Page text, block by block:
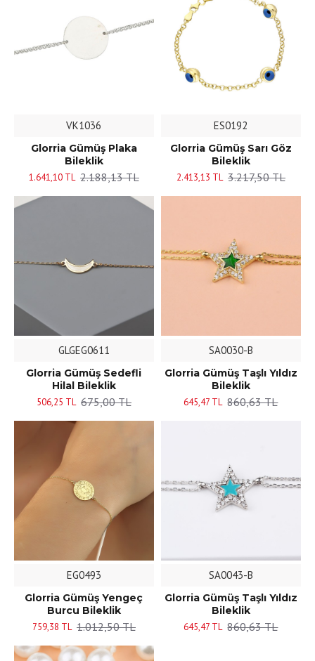
VK1036
Glorria Gümüş Plaka
Bileklik
1.641,10 TL 2.188,13 TL
ES0192
Glorria Gümüş Sarı Göz
Bileklik
2.413,13 TL 3.217,50 TL
GLGEG0611
Glorria Gümüş Sedefli
Hilal Bileklik
506,25 TL 675,00 TL
SA0030-B
Glorria Gümüş Taşlı Yıldız
Bileklik
645,47 TL 860,63 TL
EG0493
Glorria Gümüş Yengeç
Burcu Bileklik
759,38 TL 1.012,50 TL
SA0043-B
Glorria Gümüş Taşlı Yıldız
Bileklik
645,47 TL 860,63 TL